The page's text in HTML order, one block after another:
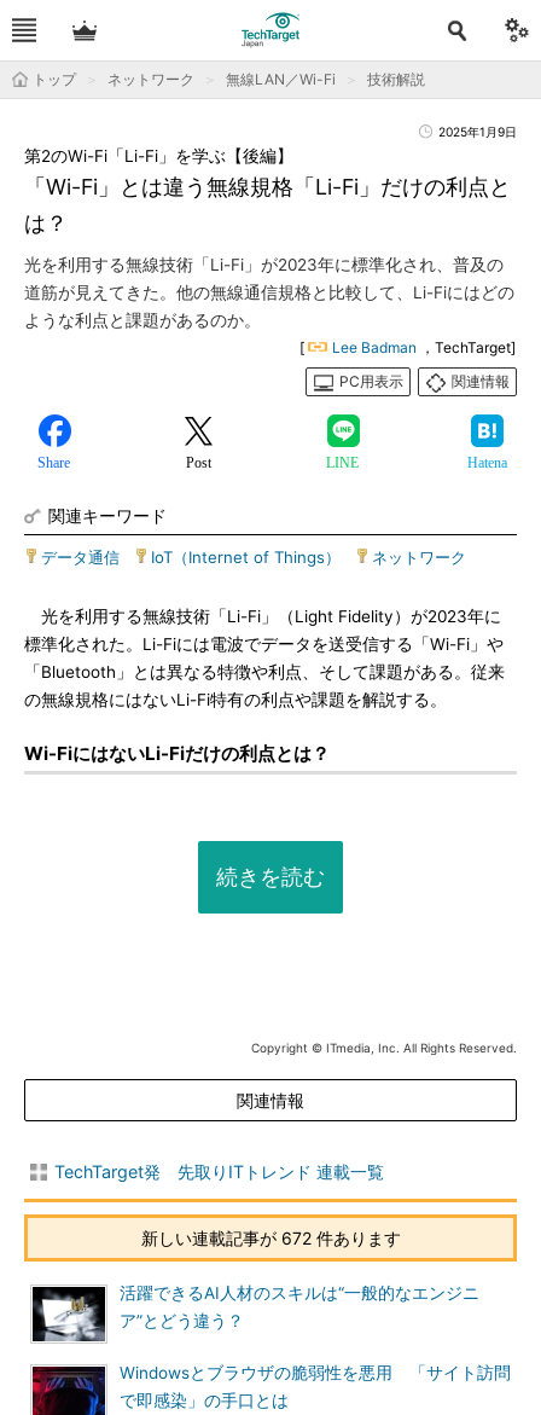
トップ ネットワーク 無線LAN／Wi-Fi 技術解説
2025年1月9日
「Wi-Fi」とは違う無線規格「Li-Fi」だけの利点と
は？
第2のWi-Fi「Li-Fi」を学ぶ【後編】
光を利用する無線技術「Li-Fi」が2023年に標準化され、普及の
道筋が見えてきた。他の無線通信規格と比較して、Li-Fiにはどの
ような利点と課題があるのか。
[ Lee Badman ，TechTarget]
PC用表示
関連情報
Share Post LINE Hatena
関連キーワード
データ通信 IoT（Internet of Things） ネットワーク
光を利用する無線技術「Li-Fi」（Light Fidelity）が2023年に
標準化された。Li-Fiには電波でデータを送受信する「Wi-Fi」や
「Bluetooth」とは異なる特徴や利点、そして課題がある。従来
の無線規格にはないLi-Fi特有の利点や課題を解説する。
Wi-FiにはないLi-Fiだけの利点とは？
続きを読む
Copyright © ITmedia, Inc. All Rights Reserved.
関連情報
TechTarget発 先取りITトレンド 連載一覧
新しい連載記事が 672 件あります
活躍できるAI人材のスキルは“一般的なエンジニ
ア”とどう違う？
Windowsとブラウザの脆弱性を悪用 「サイト訪問
で即感染」の手口とは